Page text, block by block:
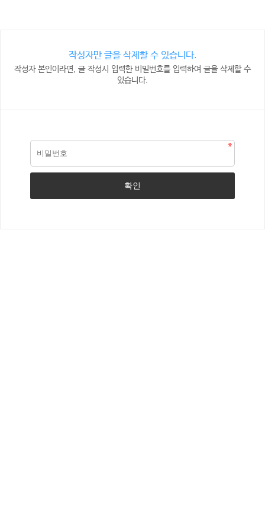
작성자만 글을 삭제할 수 있습니다.
작성자 본인이라면, 글 작성시 입력한 비밀번호를 입력하여 글을 삭제할 수
있습니다.